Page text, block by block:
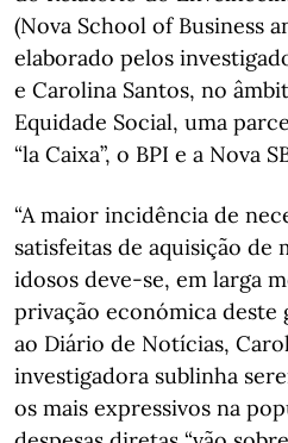
(Nova School of Business
elaborado pelos
e Carolina Santos, no
Equidade Social, uma
“la Caixa”, o BPI e a Nova
“A maior incidência de
satisfeitas de aquisição de
idosos deve-se, em larga
privação económica deste
ao Diário de Notícias,
investigadora sublinha
os mais expressivos na